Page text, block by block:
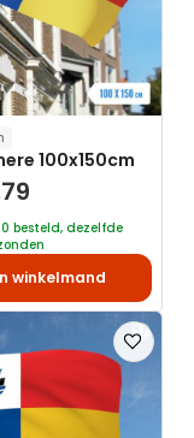
100x150cm
besteld, dezelfde
winkelmand
Voeg
toe
aan